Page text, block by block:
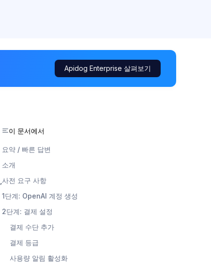
Apidog Enterprise 살펴보기
이 문서에서
요약 / 빠른 답변
소개
사전 요구 사항
1단계: OpenAI 계정 생성
2단계: 결제 설정
결제 수단 추가
결제 등급
사용량 알림 활성화